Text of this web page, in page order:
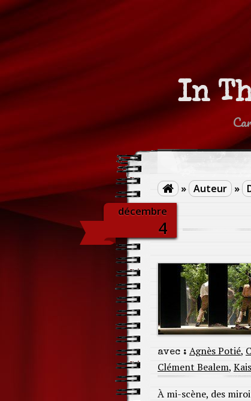
In
 » Auteur »
décembre
4
avec : Agnès Potié,
Clément Bealem,
À mi-scène, des